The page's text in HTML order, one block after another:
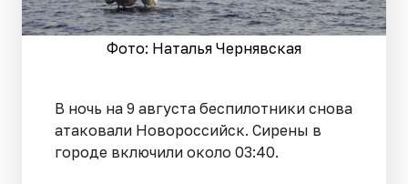
Фото: Наталья Чернявская
В ночь на 9 августа беспилотники снова
атаковали Новороссийск. Сирены в
городе включили около 03:40.